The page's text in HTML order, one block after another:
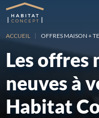
ACCUEIL OFFRES MAISON +
Les offres
neuves à
Habitat